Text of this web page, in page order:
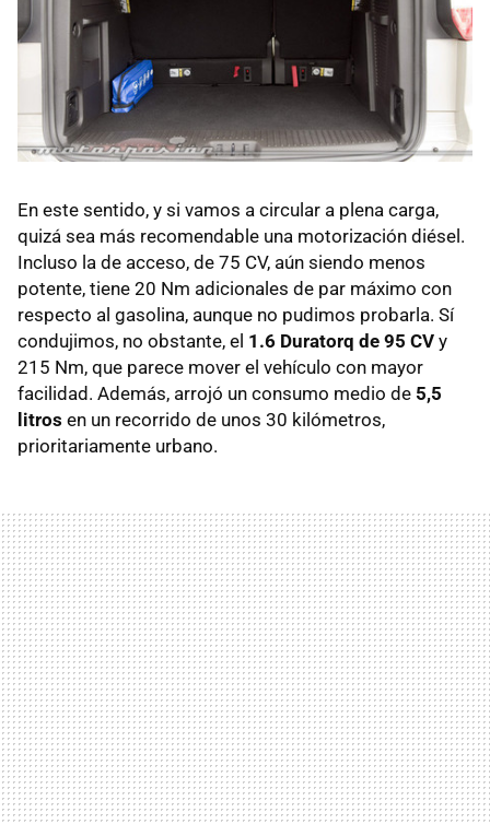
En este sentido, y si vamos a circular a plena carga,
quizá sea más recomendable una motorización diésel.
Incluso la de acceso, de 75 CV, aún siendo menos
potente, tiene 20 Nm adicionales de par máximo con
respecto al gasolina, aunque no pudimos probarla. Sí
condujimos, no obstante, el 1.6 Duratorq de 95 CV y
215 Nm, que parece mover el vehículo con mayor
facilidad. Además, arrojó un consumo medio de 5,5
litros en un recorrido de unos 30 kilómetros,
prioritariamente urbano.